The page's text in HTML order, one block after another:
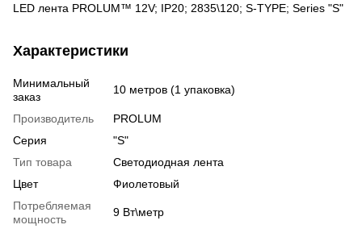
LED лента PROLUM™ 12V; IP20; 2835\120; S-TYPE; Series "S"
Характеристики
Минимальный
заказ
10 метров (1 упаковка)
Производитель
PROLUM
Серия
"S"
Тип товара
Светодиодная лента
Цвет
Фиолетовый
Потребляемая
мощность
9 Вт\метр